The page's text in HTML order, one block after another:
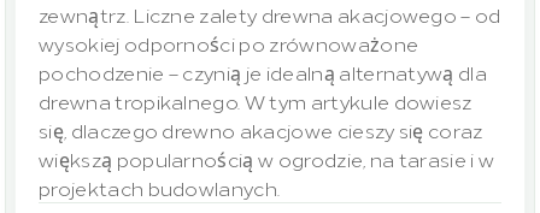
zewnątrz. Liczne zalety drewna akacjowego – od
wysokiej odporności po zrównoważone
pochodzenie – czynią je idealną alternatywą dla
drewna tropikalnego. W tym artykule dowiesz
się, dlaczego drewno akacjowe cieszy się coraz
większą popularnością w ogrodzie, na tarasie i w
projektach budowlanych.